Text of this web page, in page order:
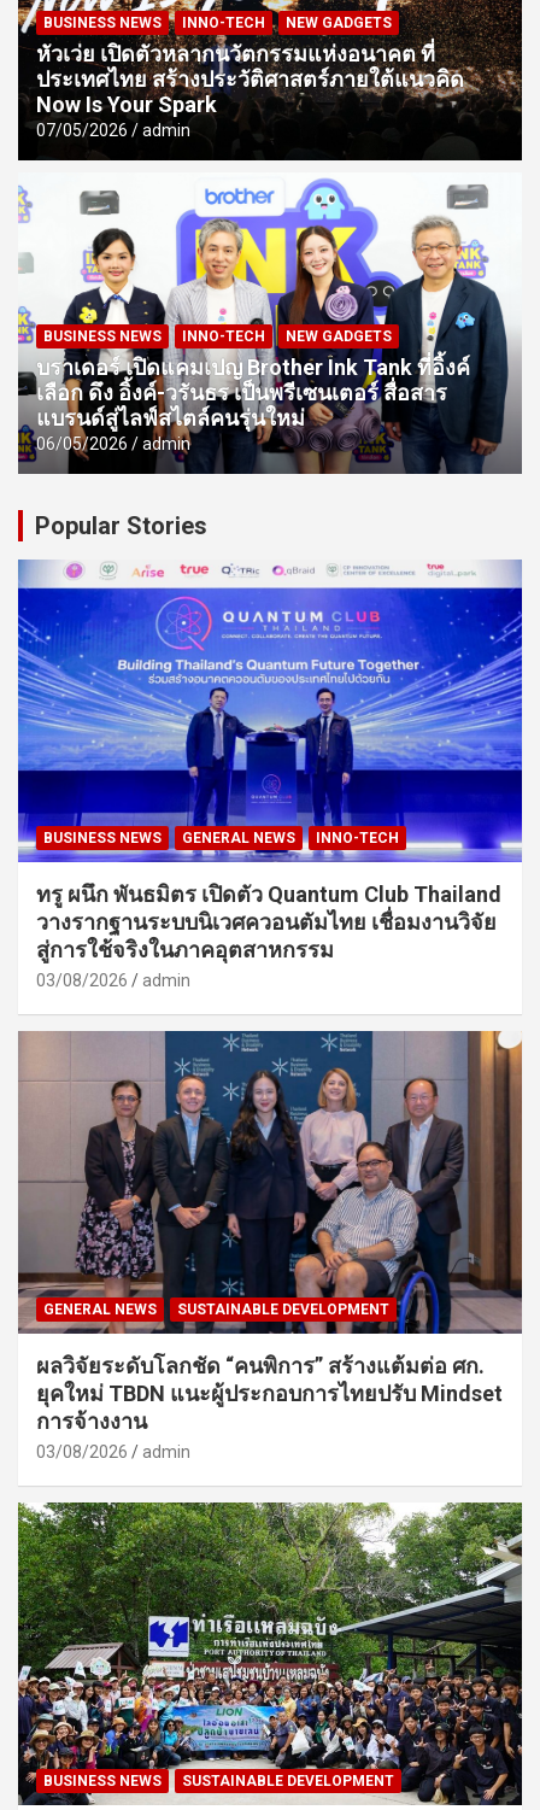
BUSINESS NEWS INNO-TECH NEW GADGETS
หัวเว่ย เปิดตัวหลากนวัตกรรมแห่งอนาคต ที่
ประเทศไทย สร้างประวัติศาสตร์ภายใต้แนวคิด
Now Is Your Spark
07/05/2026 admin
BUSINESS NEWS INNO-TECH NEW GADGETS
บราเดอร์ เปิดแคมเปญ Brother Ink Tank ที่อิ้งค์
เลือก ดึง อิ้งค์-วรันธร เป็นพรีเซนเตอร์ สื่อสาร
แบรนด์สู่ไลฟ์สไตล์คนรุ่นใหม่
06/05/2026 admin
Popular Stories
BUSINESS NEWS GENERAL NEWS INNO-TECH
ทรู ผนึก พันธมิตร เปิดตัว Quantum Club Thailand
วางรากฐานระบบนิเวศควอนตัมไทย เชื่อมงานวิจัย
สู่การใช้จริงในภาคอุตสาหกรรม
03/08/2026 admin
GENERAL NEWS SUSTAINABLE DEVELOPMENT
ผลวิจัยระดับโลกชัด “คนพิการ” สร้างแต้มต่อ ศก.
ยุคใหม่ TBDN แนะผู้ประกอบการไทยปรับ Mindset
การจ้างงาน
03/08/2026 admin
BUSINESS NEWS SUSTAINABLE DEVELOPMENT